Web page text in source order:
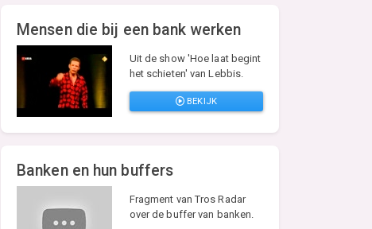
Mensen die bij een bank werken
Uit de show 'Hoe laat begint
het schieten' van Lebbis.
BEKIJK
Banken en hun buffers
Fragment van Tros Radar
over de buffer van banken.